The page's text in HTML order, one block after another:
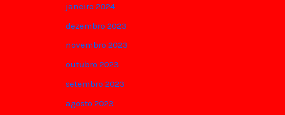
janeiro 2024
dezembro 2023
novembro 2023
outubro 2023
setembro 2023
agosto 2023